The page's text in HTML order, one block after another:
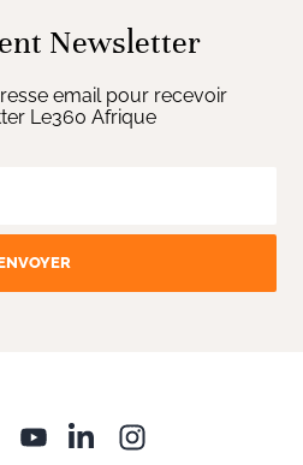
Newsletter
email pour recevoir
Le360 Afrique